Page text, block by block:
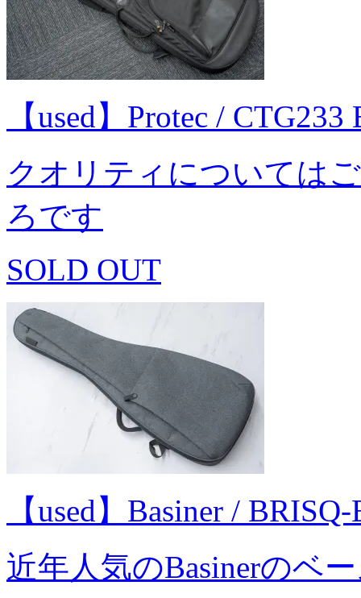
【used】Protec /
クオリティについては
ろです
SOLD OUT
【used】Basiner /
近年人気のBasinerのベ